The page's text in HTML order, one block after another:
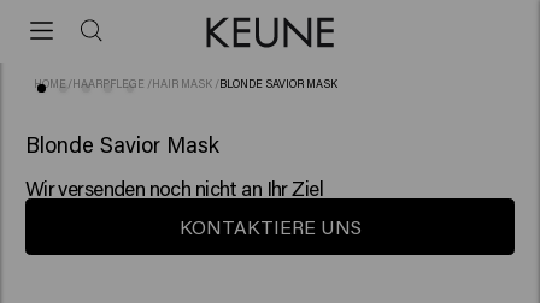
HOME /HAARPFLEGE /HAIR MASK /BLONDE SAVIOR MASK
Blonde Savior Mask
Wir versenden noch nicht an Ihr Ziel
KONTAKTIERE UNS